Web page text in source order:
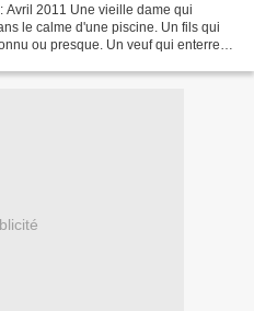
Avril 2011 Une vieille dame qui
le calme d'une piscine. Un fils qui
ou presque. Un veuf qui enterre